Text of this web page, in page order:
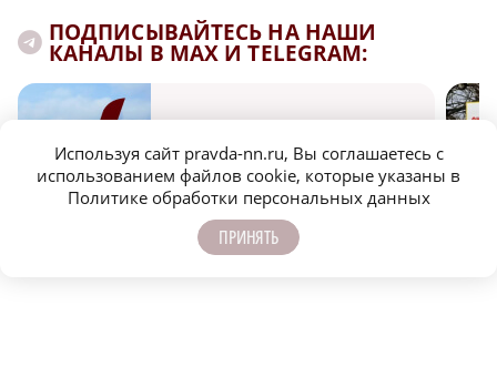
ПОДПИСЫВАЙТЕСЬ НА НАШИ
КАНАЛЫ В MAX И TELEGRAM:
Быстро, честно, точно. И ничего лишнего
Используя сайт pravda-nn.ru, Вы соглашаетесь с
использованием файлов cookie, которые указаны в
Политике обработки персональных данных
ПРИНЯТЬ